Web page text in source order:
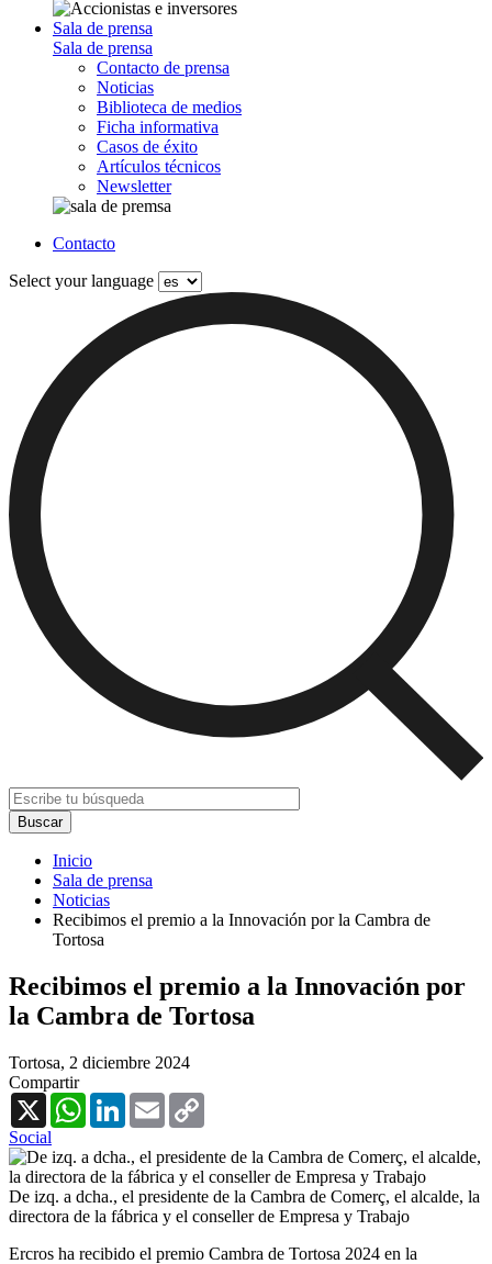
Sala de prensa
Sala de prensa
Contacto de prensa
Noticias
Biblioteca de medios
Ficha informativa
Casos de éxito
Artículos técnicos
Newsletter
Contacto
Select your language
Inicio
Sala de prensa
Noticias
Recibimos el premio a la Innovación por la Cambra de
Tortosa
Recibimos el premio a la Innovación por
la Cambra de Tortosa
Tortosa, 2 diciembre 2024
Compartir
X
WhatsAppLinkedInEmail
Social
De izq. a dcha., el presidente de la Cambra de Comerç, el alcalde, la
directora de la fábrica y el conseller de Empresa y Trabajo
Ercros ha recibido el premio Cambra de Tortosa 2024 en la